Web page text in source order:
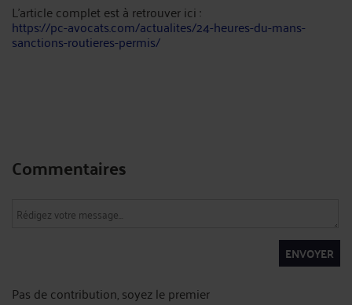
L’article complet est à retrouver ici :
https://pc-avocats.com/actualites/24-heures-du-mans-
sanctions-routieres-permis/
Commentaires
ENVOYER
Pas de contribution, soyez le premier